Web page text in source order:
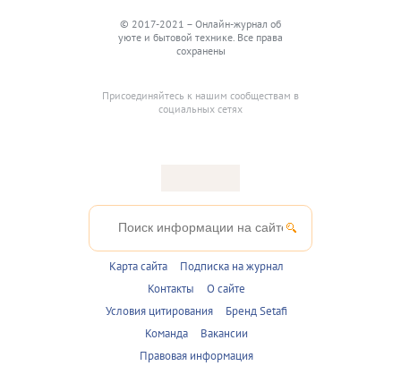
© 2017-2021 – Онлайн-журнал об
уюте и бытовой технике. Все права
сохранены
Присоединяйтесь к нашим сообществам в
социальных сетях
Карта сайта
Подписка на журнал
Контакты
О сайте
Условия цитирования
Бренд Setafi
Команда
Вакансии
Правовая информация